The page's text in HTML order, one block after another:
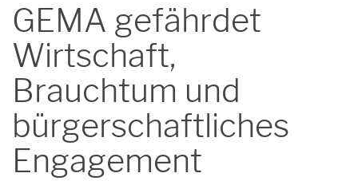
GEMA gefährdet
Wirtschaft,
Brauchtum und
bürgerschaftliches
Engagement